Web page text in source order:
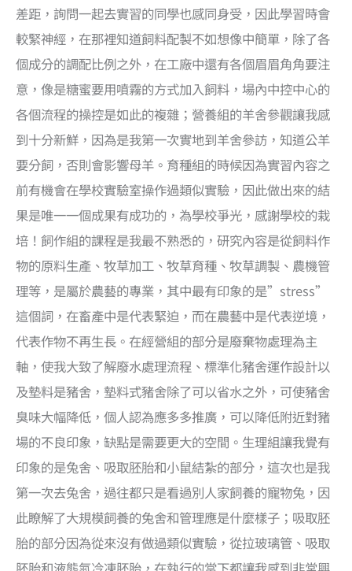
差距，詢問一起去實習的同學也感同身受，因此學習時會
較緊神經，在那裡知道飼料配製不如想像中簡單，除了各
個成分的調配比例之外，在工廠中還有各個眉眉角角要注
意，像是糖蜜要用噴霧的方式加入飼料，場內中控中心的
各個流程的操控是如此的複雜；營養組的羊舍參觀讓我感
到十分新鮮，因為是我第一次實地到羊舍參訪，知道公羊
要分飼，否則會影響母羊。育種組的時候因為實習內容之
前有機會在學校實驗室操作過類似實驗，因此做出來的結
果是唯一一個成果有成功的，為學校爭光，感謝學校的栽
培！飼作組的課程是我最不熟悉的，研究內容是從飼料作
物的原料生產、牧草加工、牧草育種、牧草調製、農機管
理等，是屬於農藝的專業，其中最有印象的是”stress”
這個詞，在畜產中是代表緊迫，而在農藝中是代表逆境，
代表作物不再生長。在經營組的部分是廢棄物處理為主
軸，使我大致了解廢水處理流程、標準化豬舍運作設計以
及墊料是豬舍，墊料式豬舍除了可以省水之外，可使豬舍
臭味大幅降低，個人認為應多多推廣，可以降低附近對豬
場的不良印象，缺點是需要更大的空間。生理組讓我覺有
印象的是兔舍、吸取胚胎和小鼠結紮的部分，這次也是我
第一次去兔舍，過往都只是看過別人家飼養的寵物兔，因
此瞭解了大規模飼養的兔舍和管理應是什麼樣子；吸取胚
胎的部分因為從來沒有做過類似實驗，從拉玻璃管、吸取